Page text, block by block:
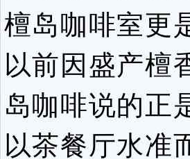
檀岛咖啡室更
以前因盛产檀
岛咖啡说的正
以茶餐厅水准